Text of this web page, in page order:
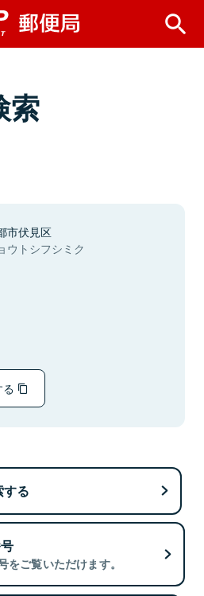
索
市伏見区
ウトシフシミク
る
ご覧いただけます。